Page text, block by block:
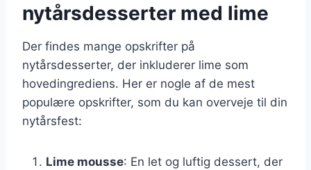
nytårsdesserter med lime
Der findes mange opskrifter på
nytårsdesserter, der inkluderer lime som
hovedingrediens. Her er nogle af de mest
populære opskrifter, som du kan overveje til din
nytårsfest:
Lime mousse: En let og luftig dessert, der